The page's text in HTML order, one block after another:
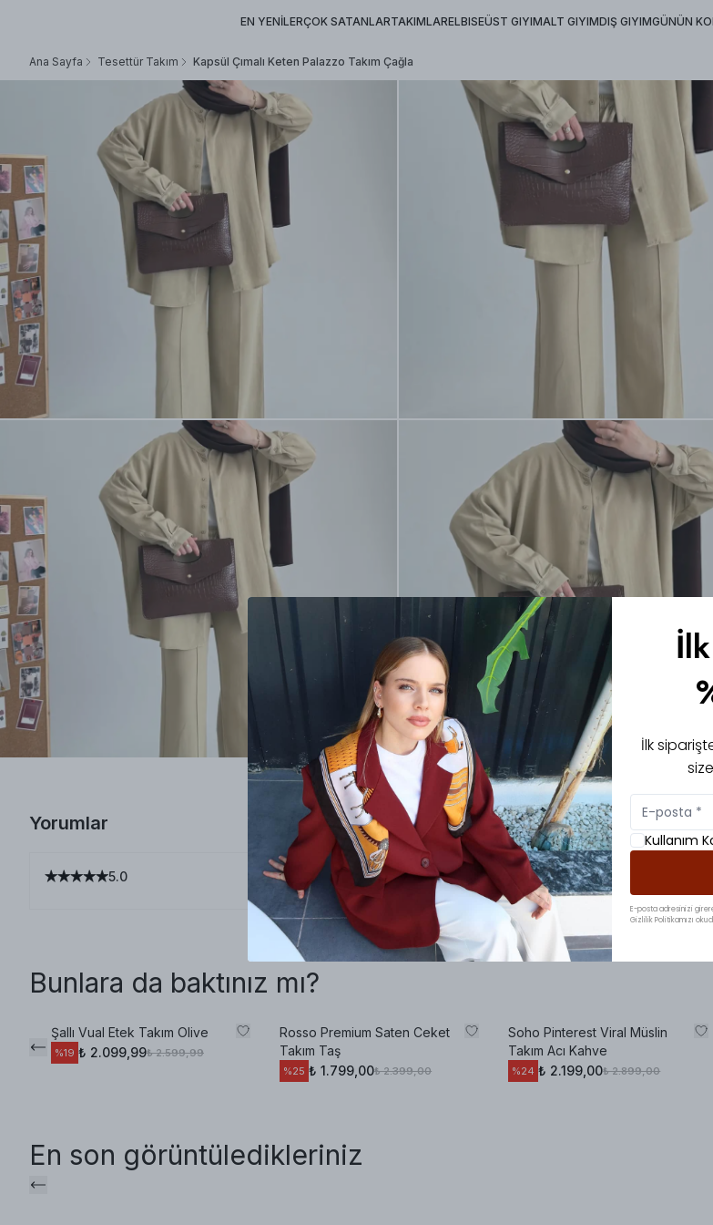
EN YENİLERÇOK SATANLARTAKIMLARELBISEÜST GIYIMALT GIYIMDIŞ GIYIMGÜNÜN
Ana Sayfa Tesettür Takım Kapsül Çımalı Keten Palazzo Takım Çağla
Yorumlar
5.0
Bunlara da baktınız mı?
Şallı Vual Etek Takım Olive
%19 ₺ 2.099,99₺ 2.599,99
Rosso Premium Saten Ceket
Takım Taş
%25 ₺ 1.799,00₺ 2.399,00
Soho Pinterest Viral Müslin
Takım Acı Kahve
%24 ₺ 2.199,00₺ 2.899,00
En son görüntüledikleriniz
İlk
Kullanım
E-posta adresinizi
Gizlilik Politikamızı